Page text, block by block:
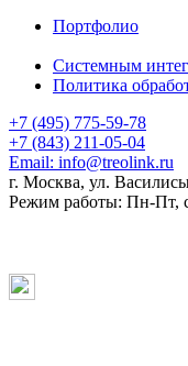
Портфолио
Системным
Политика
+7 (495) 775-59-78
+7 (843) 211-05-04
Email: info@treolink.ru
г. Москва, ул.
Режим работы: Пн-Пт,